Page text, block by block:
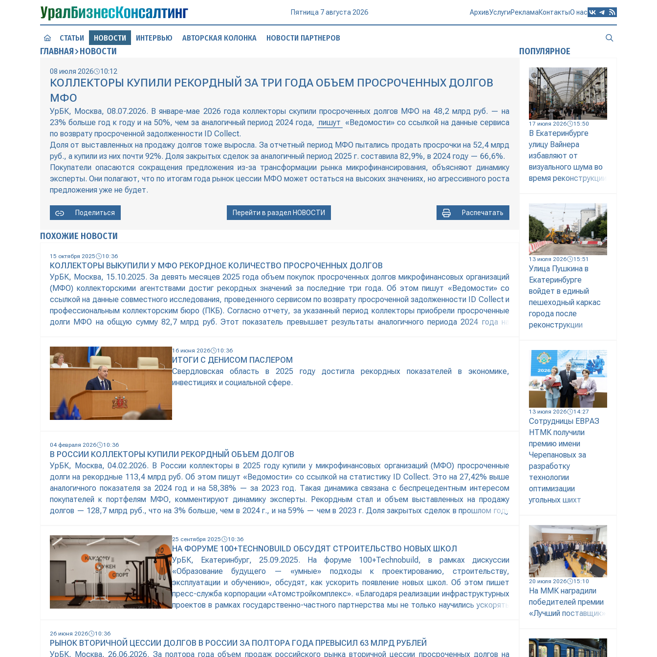
Пятница 7 августа 2026 АрхивУслугиРекламаКонтактыО нас
СТАТЬИ НОВОСТИ ИНТЕРВЬЮ АВТОРСКАЯ КОЛОНКА НОВОСТИ ПАРТНЕРОВ
ГЛАВНАЯ НОВОСТИ
08 июля 2026 10:12
КОЛЛЕКТОРЫ КУПИЛИ РЕКОРДНЫЙ ЗА ТРИ ГОДА ОБЪЕМ ПРОСРОЧЕННЫХ ДОЛГОВ
МФО
УрБК, Москва, 08.07.2026. В январе-мае 2026 года коллекторы скупили просроченных долгов МФО на 48,2 млрд руб. — на
23% больше год к году и на 50%, чем за аналогичный период 2024 года, пишут «Ведомости» со ссылкой на данные сервиса
по возврату просроченной задолженности ID Collect.
Доля от выставленных на продажу долгов тоже выросла. За отчетный период МФО пытались продать просрочки на 52,4 млрд
руб., а купили из них почти 92%. Доля закрытых сделок за аналогичный период 2025 г. составила 82,9%, в 2024 году — 66,6%.
Покупатели опасаются сокращения предложения из-за трансформации рынка микрофинансирования, объясняют динамику
эксперты. Они полагают, что по итогам года рынок цессии МФО может остаться на высоких значениях, но агрессивного роста
предложения уже не будет.
Поделиться Перейти в раздел НОВОСТИ Распечатать
ПОХОЖИЕ НОВОСТИ
15 октября 2025 10:36
КОЛЛЕКТОРЫ ВЫКУПИЛИ У МФО РЕКОРДНОЕ КОЛИЧЕСТВО ПРОСРОЧЕННЫХ ДОЛГОВ
УрБК, Москва, 15.10.2025. За девять месяцев 2025 года объем покупок просроченных долгов микрофинансовых организаций
(МФО) коллекторскими агентствами достиг рекордных значений за последние три года. Об этом пишут «Ведомости» со
ссылкой на данные совместного исследования, проведенного сервисом по возврату просроченной задолженности ID Collect и
профессиональным коллекторским бюро (ПКБ). Согласно отчету, за указанный период коллекторы приобрели просроченные
долги МФО на общую сумму 82,7 млрд руб. Этот показатель превышает результаты аналогичного периода 2024 года на
16 июня 2026 10:36
ИТОГИ С ДЕНИСОМ ПАСЛЕРОМ
Свердловская область в 2025 году достигла рекордных показателей в экономике,
инвестициях и социальной сфере.
04 февраля 2026 10:36
В РОССИИ КОЛЛЕКТОРЫ КУПИЛИ РЕКОРДНЫЙ ОБЪЕМ ДОЛГОВ
УрБК, Москва, 04.02.2026. В России коллекторы в 2025 году купили у микрофинансовых организаций (МФО) просроченные
долги на рекордные 113,4 млрд руб. Об этом пишут «Ведомости» со ссылкой на статистику ID Collect. Это на 27,42% выше
аналогичного показателя за 2024 год и на 58,38% — за 2023 год. Такая динамика связана с беспрецедентным интересом
покупателей к портфелям МФО, комментируют динамику эксперты. Рекордным стал и объем выставленных на продажу
долгов — 128,7 млрд руб., что на 3% больше, чем в 2024 г., и на 59% — чем в 2023 г. Доля закрытых сделок в прошлом году
25 сентября 2025 10:36
НА ФОРУМЕ 100+TECHNOBUILD ОБСУДЯТ СТРОИТЕЛЬСТВО НОВЫХ ШКОЛ
УрБК, Екатеринбург, 25.09.2025. На форуме 100+Technobuild, в рамках дискуссии
«Образование будущего — «умные» подходы к проектированию, строительству,
эксплуатации и обучению», обсудят, как ускорить появление новых школ. Об этом пишет
пресс-служба корпорации «Атомстройкомплекс». «Благодаря реализации инфраструктурных
проектов в рамках государственно-частного партнерства мы не только научились ускорять
повседневными вызовами сталкиваются
26 июня 2026 10:36
РЫНОК ВТОРИЧНОЙ ЦЕССИИ ДОЛГОВ В РОССИИ ЗА ПОЛТОРА ГОДА ПРЕВЫСИЛ 63 МЛРД РУБЛЕЙ
УрБК, Москва, 26.06.2026. За полтора года объем продаж российского рынка вторичной цессии просроченных долгов на
ПОПУЛЯРНОЕ
17 июля 2026 15:50
В Екатеринбурге
улицу Вайнера
избавляют от
визуального шума во
время реконструкции
13 июля 2026 15:51
Улица Пушкина в
Екатеринбурге
войдет в единый
пешеходный каркас
города после
реконструкции
13 июля 2026 14:27
Сотрудницы ЕВРАЗ
НТМК получили
премию имени
Черепановых за
разработку
технологии
оптимизации
угольных шихт
20 июля 2026 15:10
На ММК наградили
победителей премии
«Лучший поставщик»